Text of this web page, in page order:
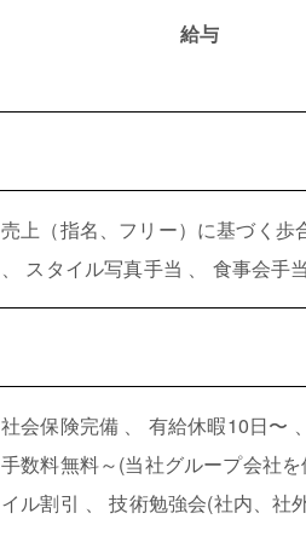
給与
売上（指名、フリー）に基づく
、 スタイル写真手当 、 食事会
社会保険完備 、 有給休暇10日〜
手数料無料～(当社グループ会社
イル割引 、 技術勉強会(社内、社